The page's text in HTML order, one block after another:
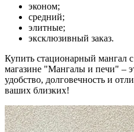
эконом;
средний;
элитные;
эксклюзивный заказ.
Купить стационарный мангал
магазине "Мангалы и печи" –
удобство, долговечность и
ваших близких!